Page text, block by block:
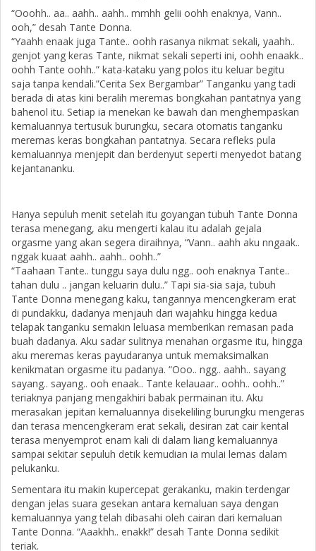
“Ooohh.. aa.. aahh.. aahh.. mmhh gelii oohh enaknya, Vann..
ooh,” desah Tante Donna.
“Yaahh enaak juga Tante.. oohh rasanya nikmat sekali, yaahh..
genjot yang keras Tante, nikmat sekali seperti ini, oohh enaakk..
oohh Tante oohh..” kata-kataku yang polos itu keluar begitu
saja tanpa kendali.”Cerita Sex Bergambar” Tanganku yang tadi
berada di atas kini beralih meremas bongkahan pantatnya yang
bahenol itu. Setiap ia menekan ke bawah dan menghempaskan
kemaluannya tertusuk burungku, secara otomatis tanganku
meremas keras bongkahan pantatnya. Secara refleks pula
kemaluannya menjepit dan berdenyut seperti menyedot batang
kejantananku.
Hanya sepuluh menit setelah itu goyangan tubuh Tante Donna
terasa menegang, aku mengerti kalau itu adalah gejala
orgasme yang akan segera diraihnya, “Vann.. aahh aku nngaak..
nggak kuaat aahh.. aahh.. oohh..”
“Taahaan Tante.. tunggu saya dulu ngg.. ooh enaknya Tante..
tahan dulu .. jangan keluarin dulu..” Tapi sia-sia saja, tubuh
Tante Donna menegang kaku, tangannya mencengkeram erat
di pundakku, dadanya menjauh dari wajahku hingga kedua
telapak tanganku semakin leluasa memberikan remasan pada
buah dadanya. Aku sadar sulitnya menahan orgasme itu, hingga
aku meremas keras payudaranya untuk memaksimalkan
kenikmatan orgasme itu padanya. “Ooo.. ngg.. aahh.. sayang
sayang.. sayang.. ooh enaak.. Tante kelauaar.. oohh.. oohh..”
teriaknya panjang mengakhiri babak permainan itu. Aku
merasakan jepitan kemaluannya disekeliling burungku mengeras
dan terasa mencengkeram erat sekali, desiran zat cair kental
terasa menyemprot enam kali di dalam liang kemaluannya
sampai sekitar sepuluh detik kemudian ia mulai lemas dalam
pelukanku.
Sementara itu makin kupercepat gerakanku, makin terdengar
dengan jelas suara gesekan antara kemaluan saya dengan
kemaluannya yang telah dibasahi oleh cairan dari kemaluan
Tante Donna. “Aaakhh.. enakk!” desah Tante Donna sedikit
teriak.